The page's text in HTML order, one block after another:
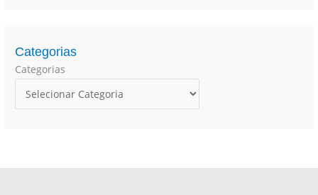
o
r
Categorias
Categorias